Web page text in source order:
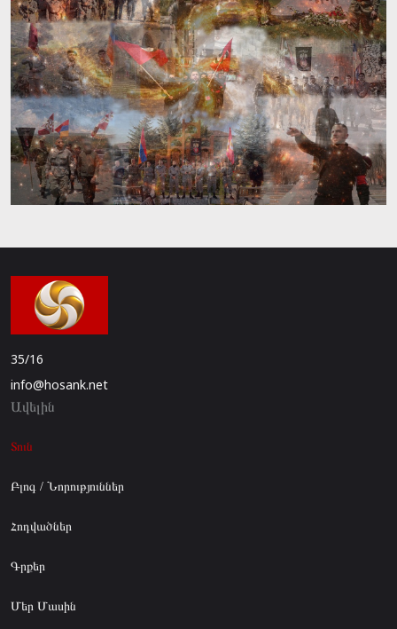
35/16
info@hosank.net
Ավելին
Տուն
Բլոգ / Նորություններ
Հոդվածներ
Գրքեր
Մեր Մասին